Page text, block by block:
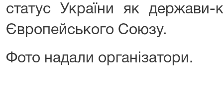
статус України як
Європейського Союзу.
Фото надали організатори.